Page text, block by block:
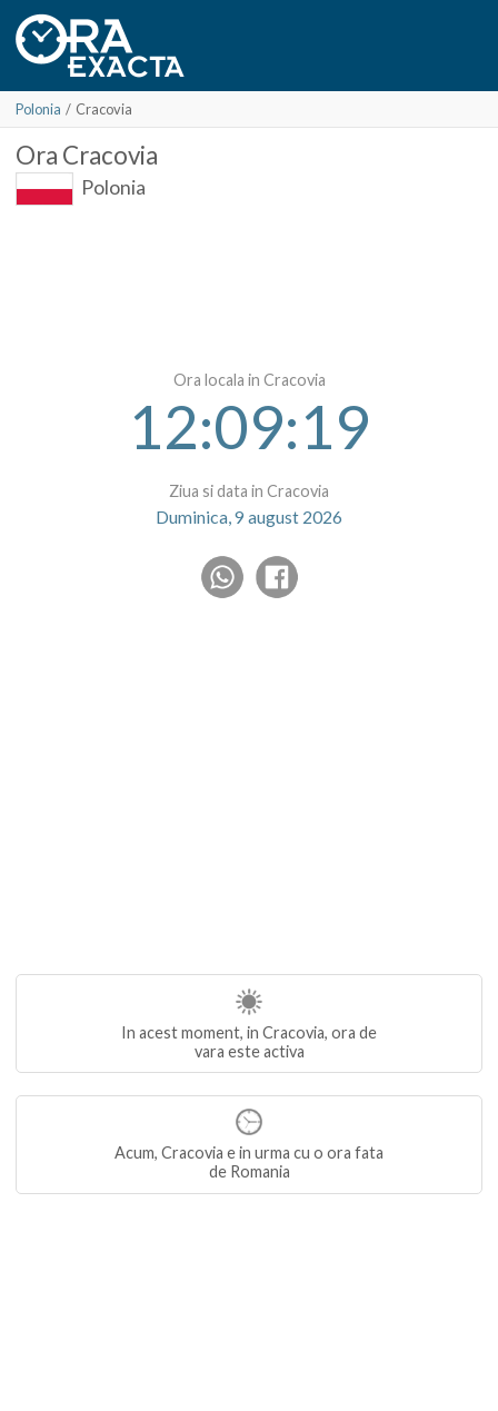
Polonia / Cracovia
Ora Cracovia
Polonia
Ora locala in Cracovia
12:09:19
Ziua si data in Cracovia
Duminica, 9 august 2026
In acest moment, in Cracovia, ora de
vara este activa
Acum, Cracovia e in urma cu o ora fata
de Romania